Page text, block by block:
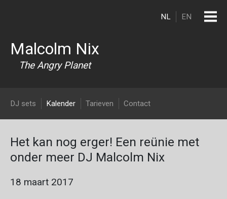
Malcolm Nix
The Angry Planet
NL EN
DJ Malcolm Nix
DJ sets Kalender Tarieven Contact
Het kan nog erger! Een reünie met
onder meer DJ Malcolm Nix
18 maart 2017